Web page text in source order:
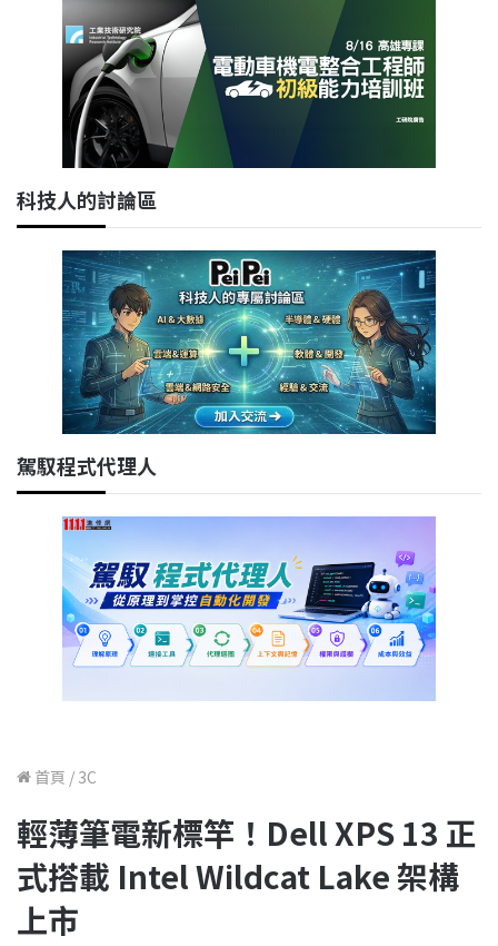
科技人的討論區
駕馭程式代理人